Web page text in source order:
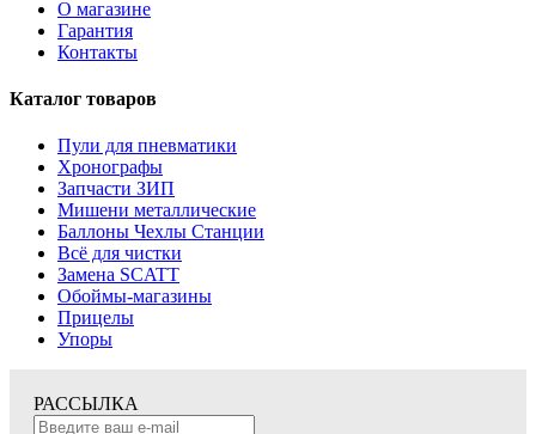
О магазине
Гарантия
Контакты
Каталог товаров
Пули для пневматики
Хронографы
Запчасти ЗИП
Мишени металлические
Баллоны Чехлы Станции
Всё для чистки
Замена SCATT
Обоймы-магазины
Прицелы
Упоры
РАССЫЛКА